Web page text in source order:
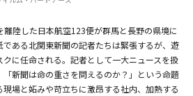
陸した日本航空123便が群馬と長野の県境に
ある北関東新聞の記者たちは緊張するが、遊
に任命される。記者として一大ニュースを扱
新聞は命の重さを問えるのか？」という命題
場と妬みや苛立ちに激昂する社内、加熱する